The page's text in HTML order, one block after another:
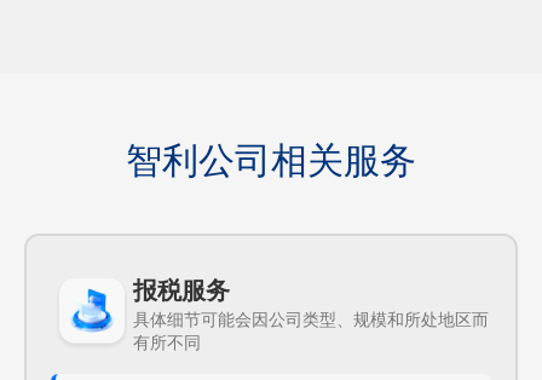
智利公司相关服务
报税服务
具体细节可能会因公司类型、规模和所处地区而
有所不同